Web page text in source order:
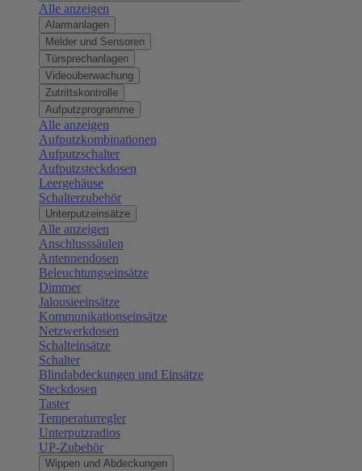
Alle anzeigen
Alarmanlagen
Melder und Sensoren
Türsprechanlagen
Videoüberwachung
Zutrittskontrolle
Aufputzprogramme
Alle anzeigen
Aufputzkombinationen
Aufputzschalter
Aufputzsteckdosen
Leergehäuse
Schalterzubehör
Unterputzeinsätze
Alle anzeigen
Anschlusssäulen
Antennendosen
Beleuchtungseinsätze
Dimmer
Jalousieeinsätze
Kommunikationseinsätze
Netzwerkdosen
Schalteinsätze
Schalter
Blindabdeckungen und Einsätze
Steckdosen
Taster
Temperaturregler
Unterputzradios
UP-Zubehör
Wippen und Abdeckungen